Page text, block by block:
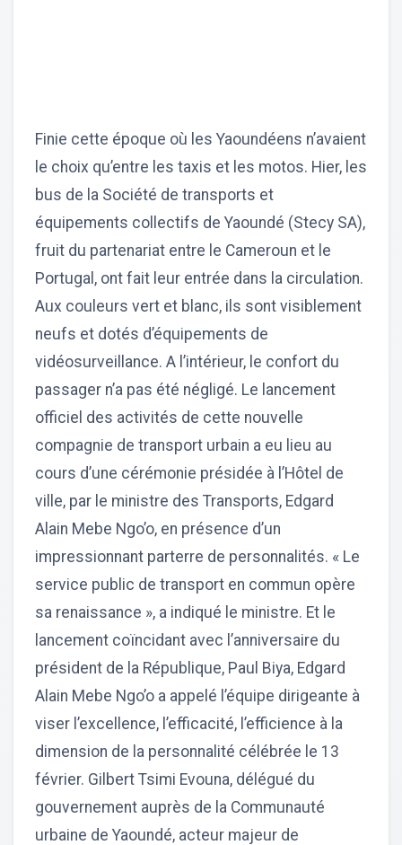
Finie cette époque où les Yaoundéens n’avaient
le choix qu’entre les taxis et les motos. Hier, les
bus de la Société de transports et
équipements collectifs de Yaoundé (Stecy SA),
fruit du partenariat entre le Cameroun et le
Portugal, ont fait leur entrée dans la circulation.
Aux couleurs vert et blanc, ils sont visiblement
neufs et dotés d’équipements de
vidéosurveillance. A l’intérieur, le confort du
passager n’a pas été négligé. Le lancement
officiel des activités de cette nouvelle
compagnie de transport urbain a eu lieu au
cours d’une cérémonie présidée à l’Hôtel de
ville, par le ministre des Transports, Edgard
Alain Mebe Ngo’o, en présence d’un
impressionnant parterre de personnalités. « Le
service public de transport en commun opère
sa renaissance », a indiqué le ministre. Et le
lancement coïncidant avec l’anniversaire du
président de la République, Paul Biya, Edgard
Alain Mebe Ngo’o a appelé l’équipe dirigeante à
viser l’excellence, l’efficacité, l’efficience à la
dimension de la personnalité célébrée le 13
février. Gilbert Tsimi Evouna, délégué du
gouvernement auprès de la Communauté
urbaine de Yaoundé, acteur majeur de